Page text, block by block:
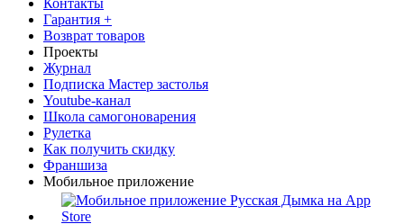
Контакты
Гарантия +
Возврат товаров
Проекты
Журнал
Подписка Мастер застолья
Youtube-канал
Школа самогоноварения
Рулетка
Как получить скидку
Франшиза
Мобильное приложение